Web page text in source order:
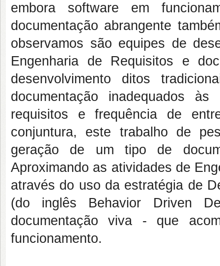
embora software em
documentação abrangente
observamos são equipes de
Engenharia de Requisitos e
desenvolvimento ditos
documentação inadequados
requisitos e frequência de
conjuntura, este trabalho de
geração de um tipo de
Aproximando as atividades de
através do uso da estratégia de
(do inglês Behavior Driven
documentação viva - que
funcionamento.